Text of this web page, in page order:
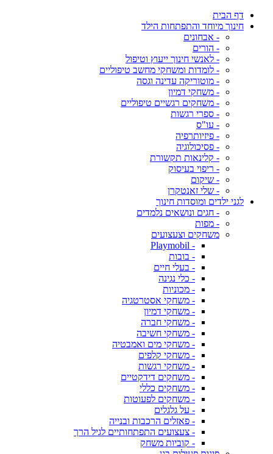
דף הבית
חינוך מיוחד והתפתחות הילד
- אבחונים
- הורים
- לאנשי חינוך ייעוץ וטיפול
- לומדות ומשחקי מחשב טיפוליים
- מוטוריקה עדינה וגסה
- משחקי דמיון
- משחקים רגשיים טיפוליים
- ספרי רגשות
- עו"ס
- פיזיותרפיה
- פסיכולוגיה
- קלינאות תקשורת
- ריפוי בעיסוק
- שיקום
- שלי זאנטקרן
לגני ילדים ומוסדות חינוך
- חגים ונושאים נלמדים
- מפות
משחקים וצעצועים
- Playmobil
- בובות
- בעלי חיים
- כלי נגינה
- מכוניות
- משחקי אסטרטגיה
- משחקי דמיון
- משחקי חברה
- משחקי חשיבה
- משחקי מים ואמבטיה
- משחקי קלפים
- משחקי רגשות
- משחקים דידקטיים
- משחקים כללי
- משחקים לפעוטות
- על גלגלים
- פאזלים הרכבות ובנייה
- צעצועים התפתחותיים לגיל הרך
- קוביות משחק